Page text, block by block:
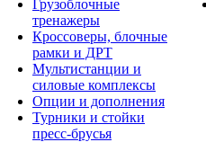
Грузоблочные
тренажеры
Кроссоверы, блочные
рамки и ДРТ
Мультистанции и
силовые комплексы
Опции и дополнения
Турники и стойки
пресс-брусья